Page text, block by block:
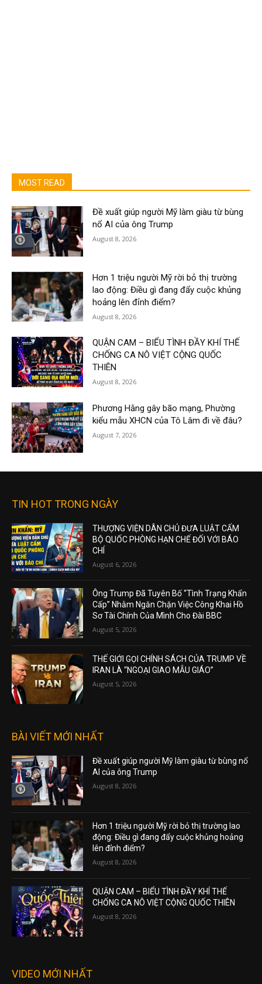
MOST READ
Đề xuất giúp người Mỹ làm giàu từ bùng
nổ AI của ông Trump
August 8, 2026
Hơn 1 triệu người Mỹ rời bỏ thị trường
lao động: Điều gì đang đẩy cuộc khủng
hoảng lên đỉnh điểm?
August 8, 2026
QUẬN CAM – BIỂU TÌNH ĐẦY KHÍ THẾ
CHỐNG CA NÔ VIỆT CỘNG QUỐC
THIÊN
August 8, 2026
Phương Hằng gây bão mạng, Phường
kiểu mẫu XHCN của Tô Lâm đi về đâu?
August 7, 2026
TIN HOT TRONG NGÀY
THƯỢNG VIỆN DÂN CHỦ ĐƯA LUẬT CẤM
BỘ QUỐC PHÒNG HẠN CHẾ ĐỐI VỚI BÁO
CHÍ
August 6, 2026
Ông Trump Đã Tuyên Bố “Tình Trạng Khẩn
Cấp” Nhằm Ngăn Chặn Việc Công Khai Hồ
Sơ Tài Chính Của Mình Cho Đài BBC
August 5, 2026
THẾ GIỚI GỌI CHÍNH SÁCH CỦA TRUMP VỀ
IRAN LÀ “NGOẠI GIAO MẪU GIÁO”
August 5, 2026
BÀI VIẾT MỚI NHẤT
Đề xuất giúp người Mỹ làm giàu từ bùng nổ
AI của ông Trump
August 8, 2026
Hơn 1 triệu người Mỹ rời bỏ thị trường lao
động: Điều gì đang đẩy cuộc khủng hoảng
lên đỉnh điểm?
August 8, 2026
QUẬN CAM – BIỂU TÌNH ĐẦY KHÍ THẾ
CHỐNG CA NÔ VIỆT CỘNG QUỐC THIÊN
August 8, 2026
VIDEO MỚI NHẤT